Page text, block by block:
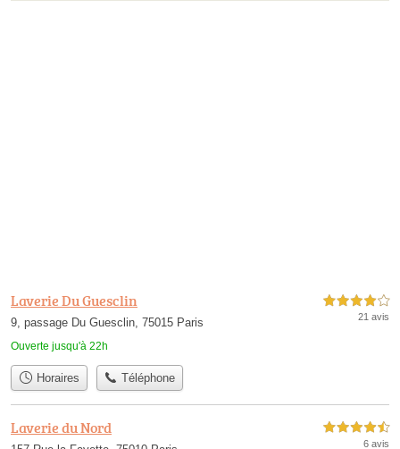
Laverie Du Guesclin
9, passage Du Guesclin, 75015 Paris
Ouverte jusqu'à 22h
4,0 étoiles sur 5
21 avis
Horaires Téléphone
Laverie du Nord 4,5 étoiles sur 5
6 avis